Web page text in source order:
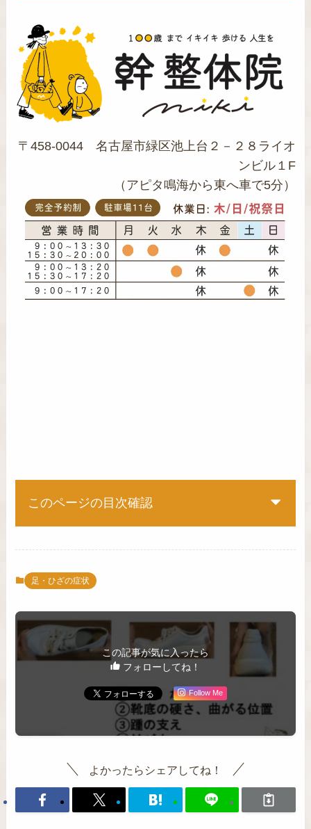
〒458-0044 名古屋市緑区池上台２－２８ライオ
ンビル１F
（アピタ鳴海から東へ車で5分）
このページの目次確認
足・ひざの症状
この記事が気に入ったら
フォローしてね！
Follow Me
よかったらシェアしてね！